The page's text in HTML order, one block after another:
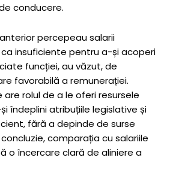
conducere.
percepeau salarii
insuficiente pentru a-și acoperi
funcției, au văzut, de
favorabilă a remunerației.
rolul de a le oferi resursele
îndeplini atribuțiile legislative și
fără a depinde de surse
comparația cu salariile
o încercare clară de aliniere a